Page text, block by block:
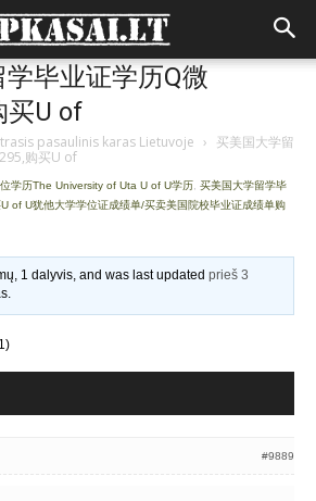
毕业证学历Q微
买U of
pasaulinis karas Lietuvoje › 买美国大学留
购买U of
学历The University of Uta U of U学历 买美国大学留学毕
U of U犹他大学学位证成绩单/买卖美国院校毕业证成绩单购
1 dalyvis, and was last updatedprieš 3
.
#9889